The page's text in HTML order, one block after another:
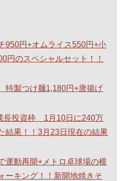
950円+オムライス550円+小
のスペシャルセット！！
製つけ麺1,180円+唐揚げ
長投資枠 1月10日に240万
結果！！3月23日現在の結果
運動再開+メトロ卓球場の横
ーキング！！新開地焼きそ